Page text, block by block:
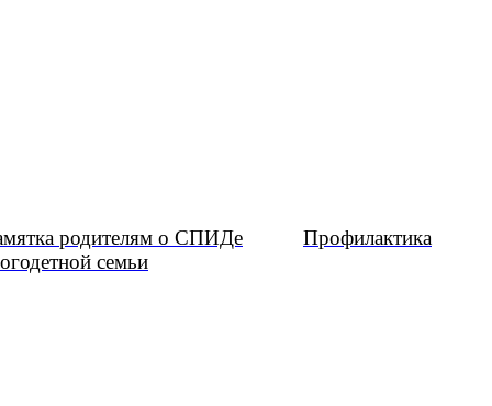
родителям о СПИДе
Профилактика
семьи